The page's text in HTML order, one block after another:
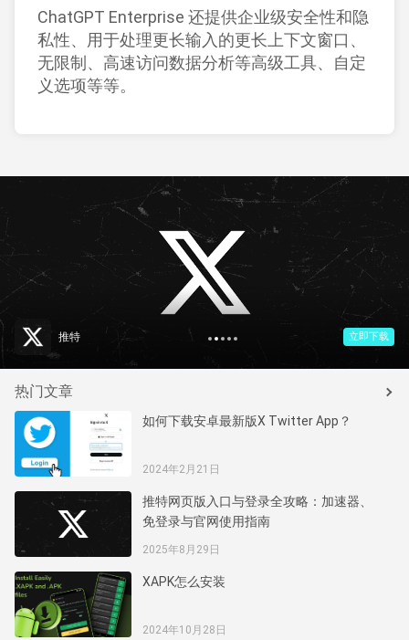
ChatGPT Enterprise 还提供企业级安全性和隐
私性、用于处理更长输入的更长上下文窗口、
无限制、高速访问数据分析等高级工具、自定
义选项等等。
推特 立即下载
12345
热门文章
如何下载安卓最新版X Twitter App？
2024年2月21日
推特网页版入口与登录全攻略：加速器、
免登录与官网使用指南
2025年8月29日
XAPK怎么安装
2024年10月28日